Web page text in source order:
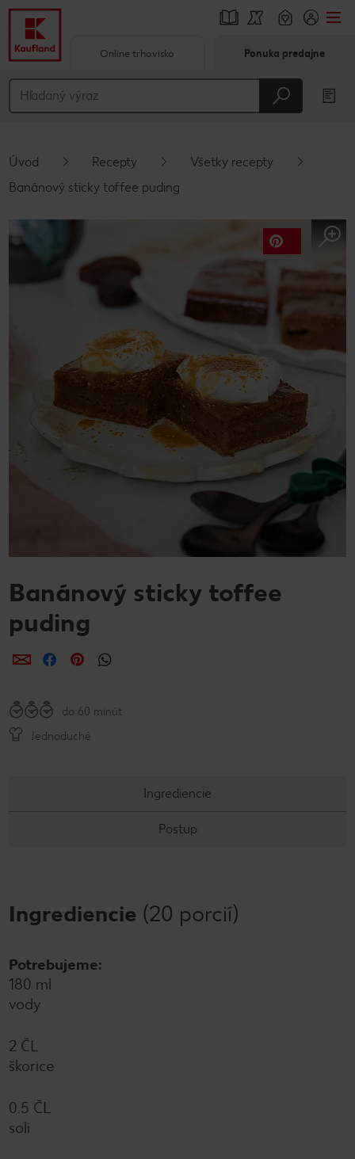
Hlavný obsah
Vyskakovací bočný panel
Online trhovisko Ponuka predajne
Úvod Recepty
Všetky recepty
Banánový sticky toffee puding
Banánový sticky toffee
puding
ZdieľaťZdieľaťZdieľať
do 60 minút
Jednoduché
Ingrediencie
Postup
Ingrediencie (20 porcií)
Potrebujeme:
180 ml
vody
2 ČL
škorice
0.5 ČL
soli